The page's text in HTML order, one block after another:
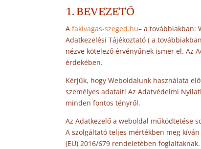
1. BEVEZETŐ
Afakivagas-szeged.hu– a továbbiakban:
Adatkezelési Tájékoztató ( a
nézve kötelező érvényűnek ismer el. Az
érdekében.
Kérjük, hogy Weboldalunk használata
személyes adatait! Az Adatvédelmi
minden fontos tényről.
Az Adatkezelő a weboldal működtetése
A szolgáltató teljes mértékben meg
(EU) 2016/679 rendeletében foglaltaknak.